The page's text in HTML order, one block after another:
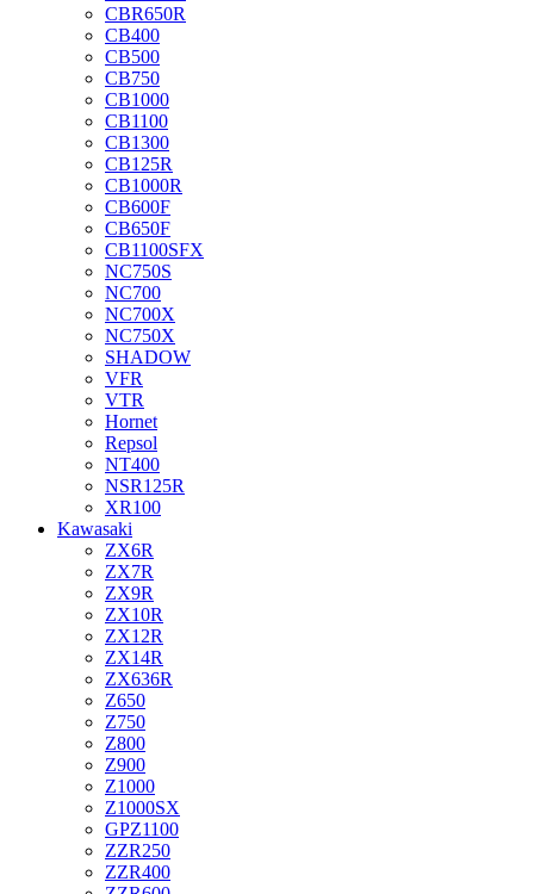
CBR650R
CB400
CB500
CB750
CB1000
CB1100
CB1300
CB125R
CB1000R
CB600F
CB650F
CB1100SFX
NC750S
NC700
NC700X
NC750X
SHADOW
VFR
VTR
Hornet
Repsol
NT400
NSR125R
XR100
Kawasaki
ZX6R
ZX7R
ZX9R
ZX10R
ZX12R
ZX14R
ZX636R
Z650
Z750
Z800
Z900
Z1000
Z1000SX
GPZ1100
ZZR250
ZZR400